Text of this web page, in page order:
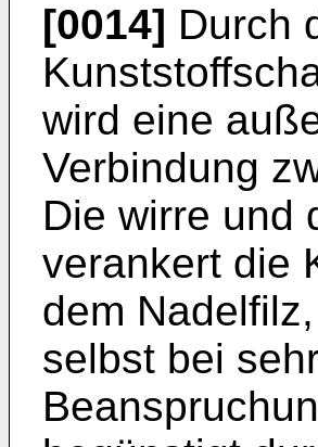
[0014] Durch
wird eine
Verbindung
Die wirre und
verankert die
dem
selbst bei